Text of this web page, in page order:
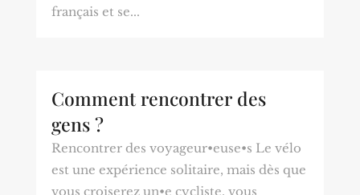
français et se...
Comment rencontrer des
gens ?
Rencontrer des voyageur•euse•s Le vélo
est une expérience solitaire, mais dès que
vous croiserez un•e cycliste, vous